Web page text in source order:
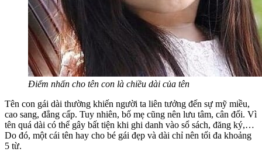
Điểm nhấn cho tên con là chiều dài của tên
Tên con gái dài thường khiến người ta liên tưởng đến sự mỹ miều,
cao sang, đẳng cấp. Tuy nhiên, bố mẹ cũng nên lưu tâm, cân đối. Vì
tên quá dài có thể gây bất tiện khi ghi danh vào sổ sách, đăng ký,…
Do đó, một cái tên hay cho bé gái đẹp và dài chỉ nên tối đa khoảng
5 từ.